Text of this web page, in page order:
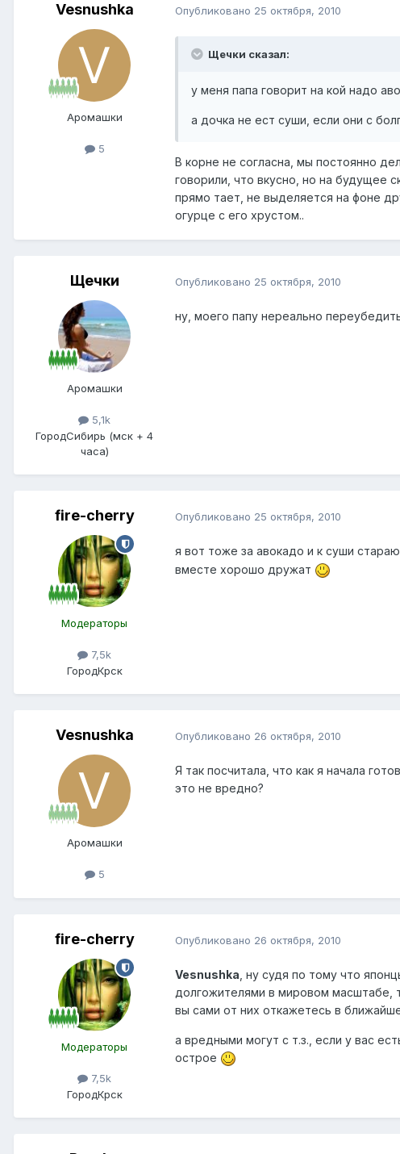
Vesnushka
Аромашки
5
Опубликовано 25 октября, 2010
Щечки сказал:
у меня папа говорит на кой надо
а дочка не ест суши, если они с
В корне не согласна, мы постоянно
говорили, что вкусно, но на будущее
прямо тает, не выделяется на фоне
огурце с его хрустом..
Щечки
Аромашки
5,1k
ГородСибирь (мск + 4
часа)
Опубликовано 25 октября, 2010
ну, моего папу нереально
fire-cherry
Модераторы
7,5k
ГородКрск
Опубликовано 25 октября, 2010
я вот тоже за авокадо и к суши
вместе хорошо дружат
Vesnushka
Аромашки
5
Опубликовано 26 октября, 2010
Я так посчитала, что как я начала
это не вредно?
fire-cherry
Модераторы
7,5k
ГородКрск
Опубликовано 26 октября, 2010
Vesnushka , ну судя по тому что
долгожителями в мировом масштабе,
вы сами от них откажетесь в
а вредными могут с т.з., если у вас
острое